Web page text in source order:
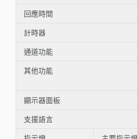
回應時間
計時器
通道功能
其他功能
顯示器面板
支援語言